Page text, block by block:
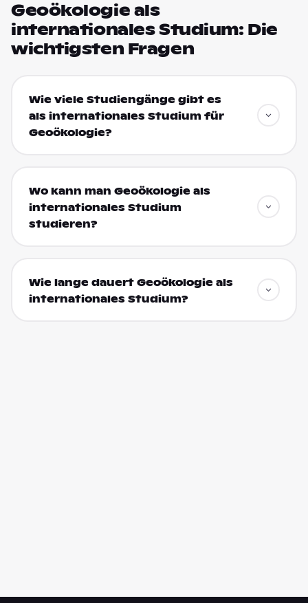
Geoökologie als
internationales Studium: Die
wichtigsten Fragen
Wie viele Studiengänge gibt es
als internationales Studium für
Geoökologie?
Wo kann man Geoökologie als
internationales Studium
studieren?
Wie lange dauert Geoökologie als
internationales Studium?